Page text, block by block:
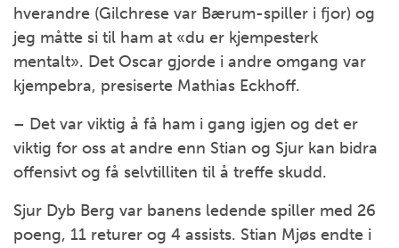
hverandre (Gilchrese var Bærum-spiller i fjor) og
jeg måtte si til ham at «du er kjempesterk
mentalt». Det Oscar gjorde i andre omgang var
kjempebra, presiserte Mathias Eckhoff.
– Det var viktig å få ham i gang igjen og det er
viktig for oss at andre enn Stian og Sjur kan bidra
offensivt og få selvtilliten til å treffe skudd.
Sjur Dyb Berg var banens ledende spiller med 26
poeng, 11 returer og 4 assists. Stian Mjøs endte i